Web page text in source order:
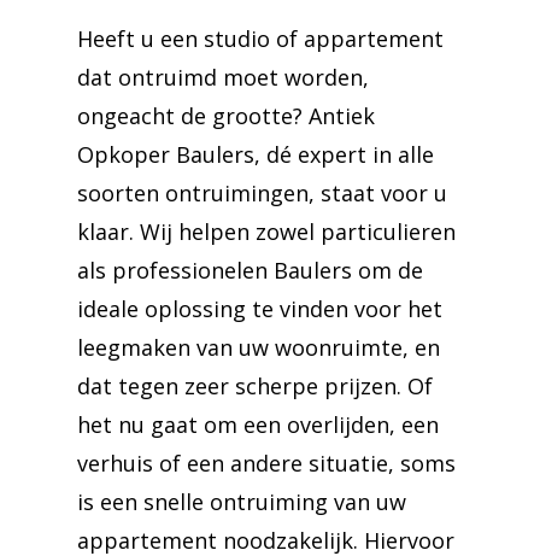
Heeft u een studio of appartement
dat ontruimd moet worden,
ongeacht de grootte? Antiek
Opkoper Baulers, dé expert in alle
soorten ontruimingen, staat voor u
klaar. Wij helpen zowel particulieren
als professionelen Baulers om de
ideale oplossing te vinden voor het
leegmaken van uw woonruimte, en
dat tegen zeer scherpe prijzen. Of
het nu gaat om een overlijden, een
verhuis of een andere situatie, soms
is een snelle ontruiming van uw
appartement noodzakelijk. Hiervoor